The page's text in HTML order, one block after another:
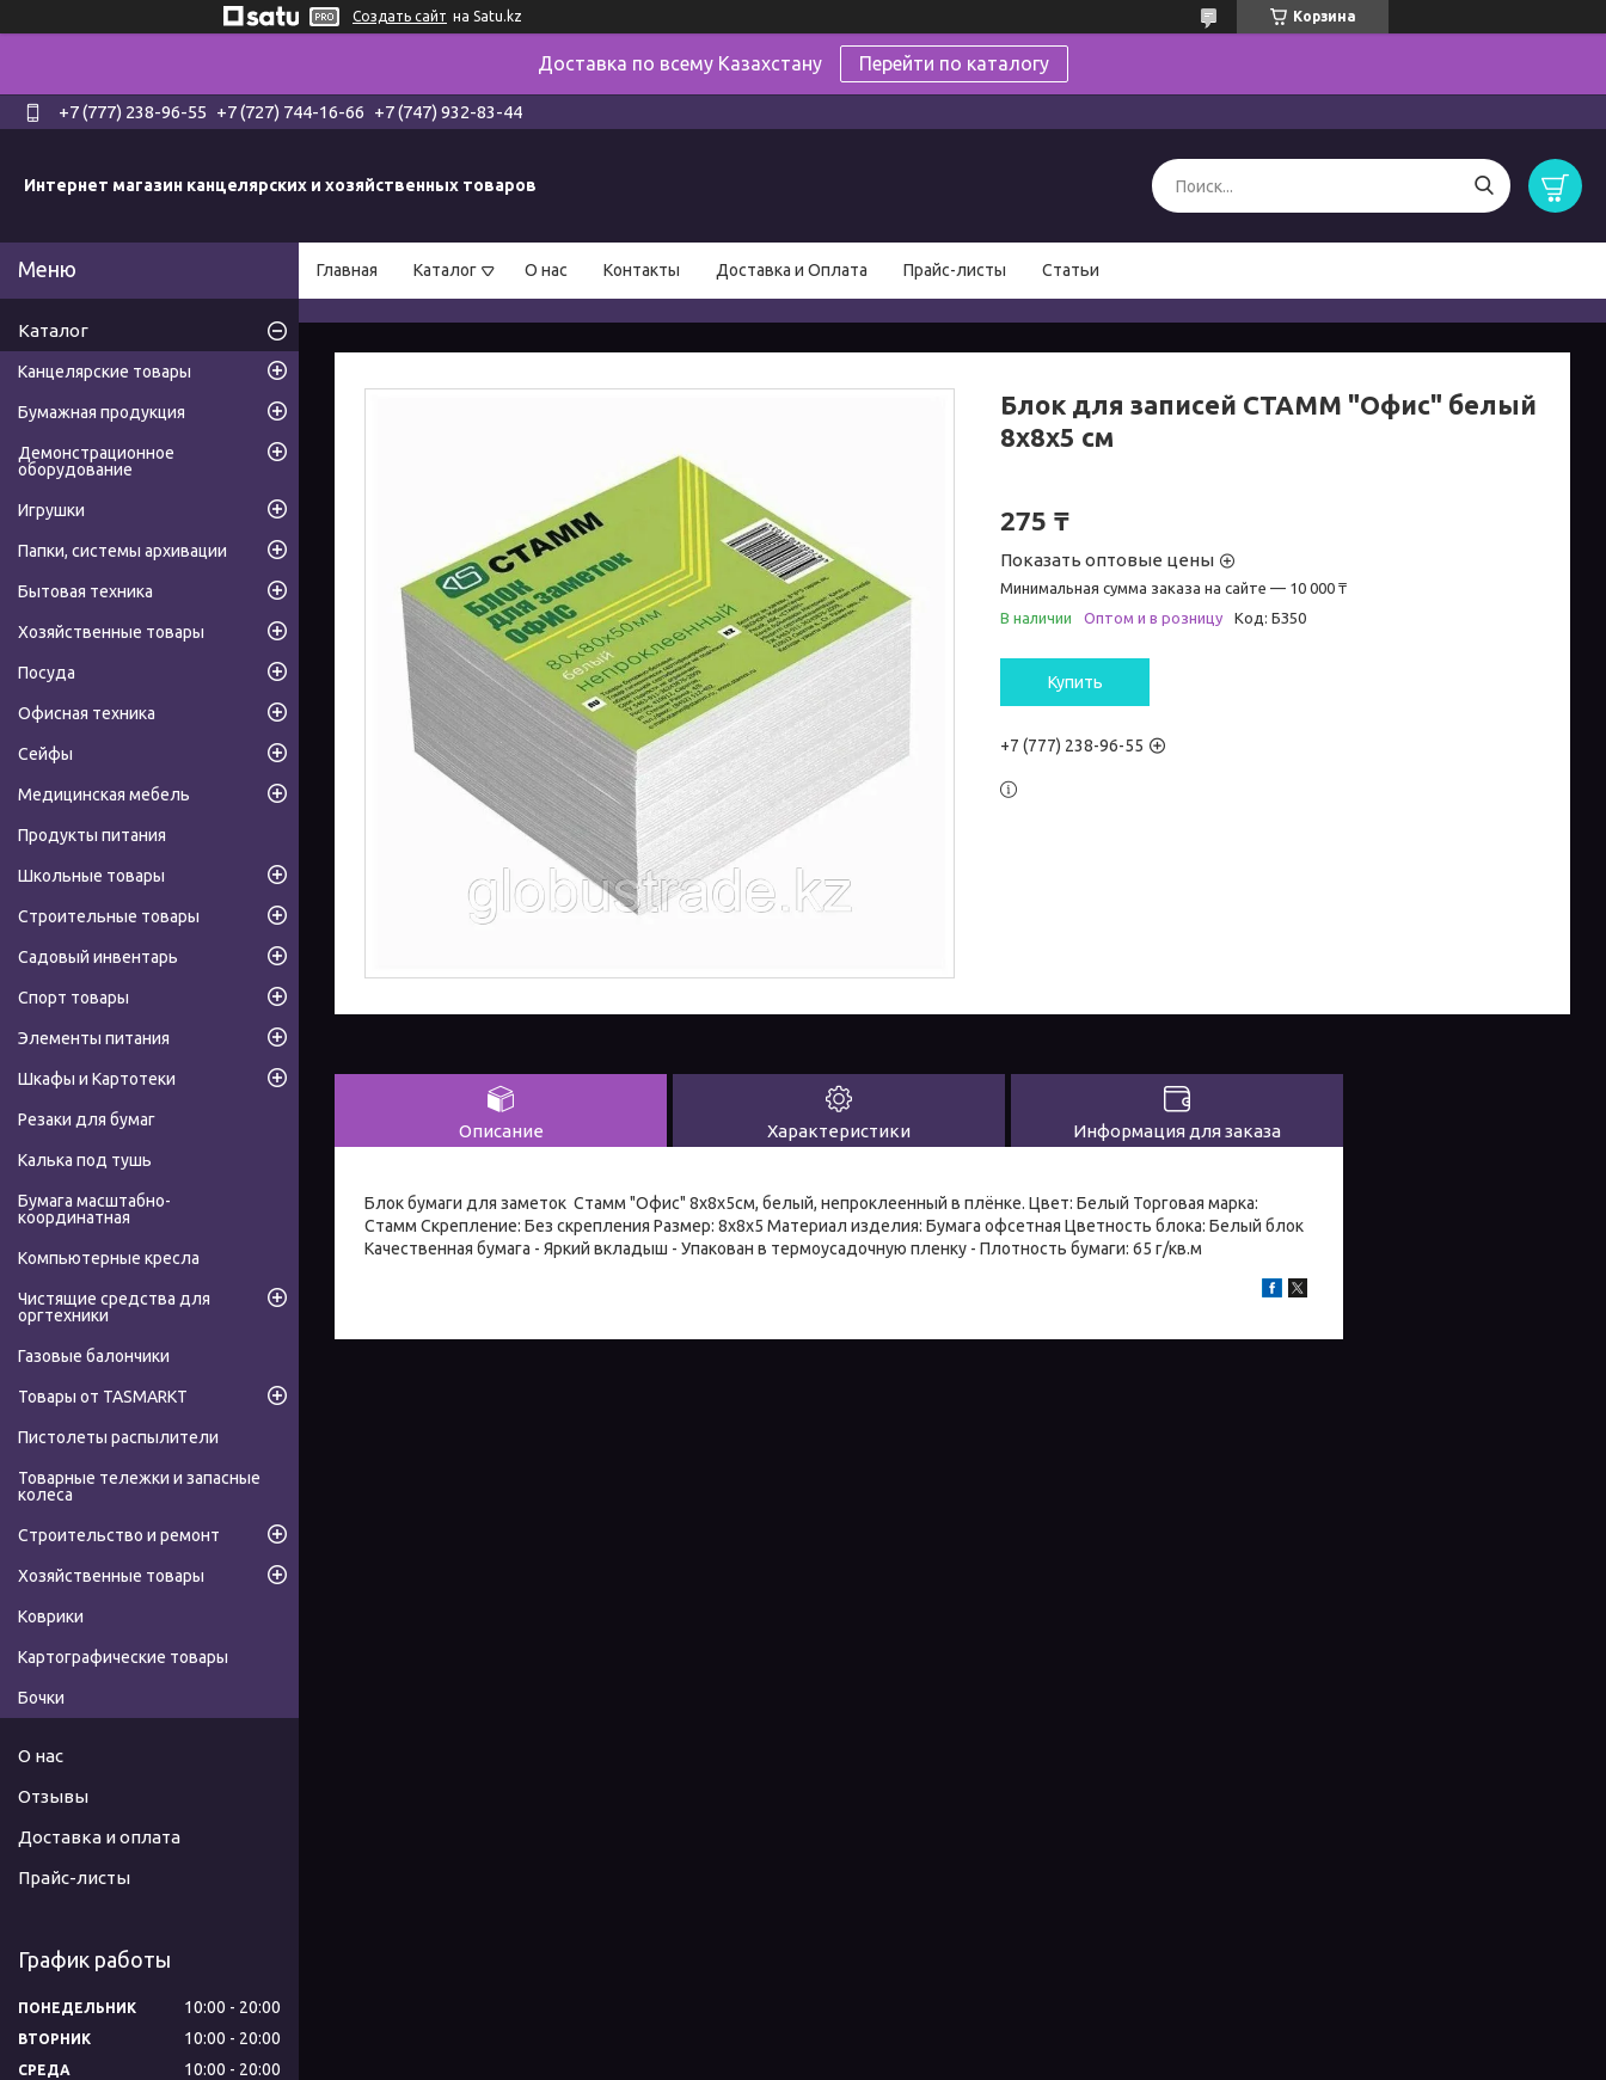
Создать сайт на Satu.kz Корзина
Доставка по всему Казахстану Перейти по каталогу
+7 (777) 238-96-55 +7 (727) 744-16-66 +7 (747) 932-83-44
Интернет магазин канцелярских и хозяйственных товаров
Главная Каталог О нас Контакты Доставка и Оплата Прайс-листы Статьи
Блок для записей СТАММ "Офис" белый
8х8х5 см
275 ₸
Показать оптовые цены
Минимальная сумма заказа на сайте — 10 000 ₸
В наличии
Оптом и в розницу Код: БЗ50
Купить
+7 (777) 238-96-55
Описание Характеристики Информация для заказа
Блок бумаги для заметок Стамм "Офис" 8х8х5см, белый, непроклеенный в плёнке. Цвет: Белый Торговая марка:
Стамм Скрепление: Без скрепления Размер: 8х8х5 Материал изделия: Бумага офсетная Цветность блока: Белый блок
Качественная бумага - Яркий вкладыш - Упакован в термоусадочную пленку - Плотность бумаги: 65 г/кв.м
Каталог
Канцелярские товары
Бумажная продукция
Демонстрационное
оборудование
Игрушки
Папки, системы архивации
Бытовая техника
Хозяйственные товары
Посуда
Офисная техника
Сейфы
Медицинская мебель
Продукты питания
Школьные товары
Строительные товары
Садовый инвентарь
Спорт товары
Элементы питания
Шкафы и Картотеки
Резаки для бумаг
Калька под тушь
Бумага масштабно-
координатная
Компьютерные кресла
Чистящие средства для
оргтехники
Газовые балончики
Товары от TASMARKT
Пистолеты распылители
Товарные тележки и запасные
колеса
Строительство и ремонт
Хозяйственные товары
Коврики
Картографические товары
Бочки
О нас
Отзывы
Доставка и оплата
Прайс-листы
График работы
ПОНЕДЕЛЬНИК 10:00 20:00
ВТОРНИК 10:00 20:00
СРЕДА 10:00 20:00